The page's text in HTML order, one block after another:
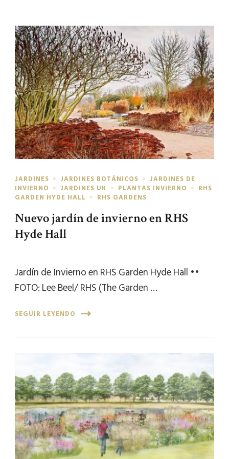
JARDINES JARDINES BOTÁNICOS
JARDINES DE
INVIERNO
JARDINES UK PLANTAS INVIERNO
RHS
GARDEN HYDE HALL
RHS GARDENS
Nuevo jardín de invierno en RHS
Hyde Hall
Jardín de Invierno en RHS Garden Hyde Hall ••
FOTO: Lee Beel/ RHS (The Garden …
SEGUIR LEYENDO